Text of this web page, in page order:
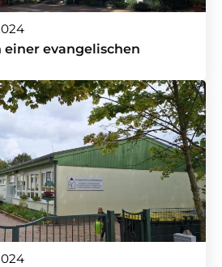
einer evangelischen